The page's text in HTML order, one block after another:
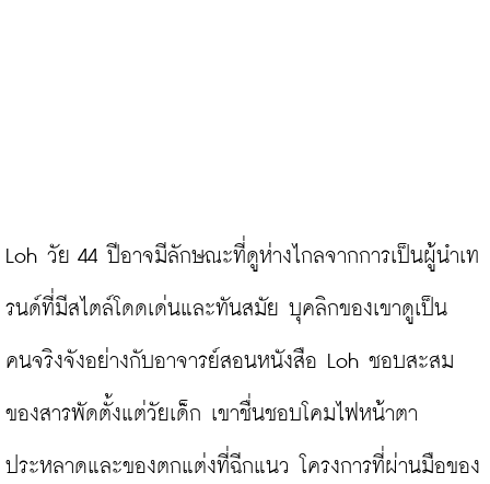
Loh วัย 44 ปีอาจมีลักษณะที่ดูห่างไกลจากการเป็นผู้นำเท
รนด์ที่มีสไตล์โดดเด่นและทันสมัย บุคลิกของเขาดูเป็น
คนจริงจังอย่างกับอาจารย์สอนหนังสือ Loh ชอบสะสม
ของสารพัดตั้งแต่วัยเด็ก เขาชื่นชอบโคมไฟหน้าตา
ประหลาดและของตกแต่งที่ฉีกแนว โครงการที่ผ่านมือของ